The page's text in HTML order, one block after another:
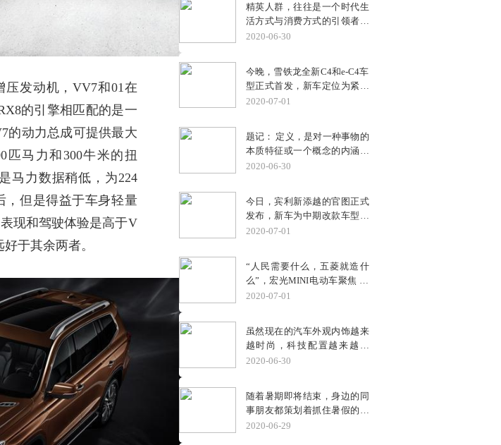
压发动机，VV7和01在
的引擎相匹配的是一
的动力总成可提供最大
匹马力和 300牛米的扭
马力数据稍低，为224
，但是得益于车身轻量
现和驾驶体验是高于V
于其余两者。
是全家出游，当然要求爱车颜
值要高、乘坐舒适还要能载
物。正确的购车目标一旦确
番货比三家，最后，全家人一
致表决：凭借时尚的外观设
计、宽舒的驾乘空间、超高的
标”。
精英人群，往往是一个时代生
活方式与消费方式的引领者。
时代当下，伴随新中产精英群
生活方式最新的风向趋势。基
于对都市精英群体生活方式的
关注与聚焦，福特锐界携手时
见未来高端生活方式”主题沙
龙，邀请来自生活、艺术等不
同领域的艺术大师，挖掘到新
化。
2020-06-30
今晚，雪铁龙全新C4和e-C4车
型正式首发，新车定位为紧凑
型跨界掀背车，采用全新且独
2020-07-01
题记： 定义，是对一种事物的
本质特征或一个概念的内涵和
外延的确切而简要的说明和定
者、缔造者或业界领袖。
2020-06-30
今日，宾利新添越的官图正式
发布，新车为中期改款车型，
外观采用品牌全新设计理念，
W12两种汽油版本和插电混合
动力版本，在中国市场的首秀
时间是7月10日。
2020-07-01
“人民需要什么，五菱就造什
么”，宏光MINI电动车聚焦 当
下中国城市交通普遍存在的拥
行工具的真实需求，创造更实
用、便捷、经济的城市短途出
行方式， 为用户提供物超所值
2020-07-01
虽然现在的汽车外观内饰越来
越时尚，科技配置越来越先
进，但汽车最基本的安全配
全配置，一样都不可少，如
ABS防抱死系统、EBD制动力
分配系统、安全气囊以及安全
2020-06-30
随着暑期即将结束，身边的同
事朋友都策划着抓住暑假的尾
巴，带着孩子来一场欢乐的亲
2020-06-29